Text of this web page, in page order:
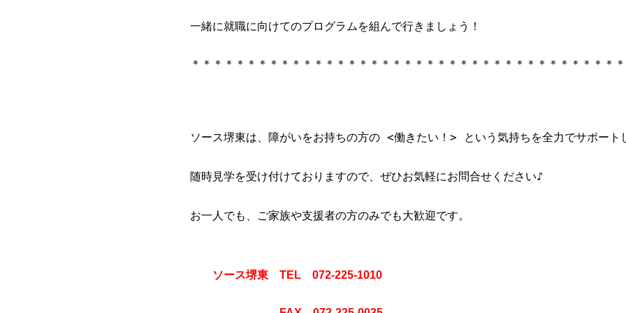
一緒に就職に向けてのプログラムを組んで行きましょう！
＊＊＊＊＊＊＊＊＊＊＊＊＊＊＊＊＊＊＊＊＊＊＊＊＊＊＊＊＊＊＊＊＊＊＊＊＊＊＊
ソース堺東は、障がいをお持ちの方の <働きたい！> という気持ちを全力でサポート
随時見学を受け付けておりますので、ぜひお気軽にお問合せください♪
お一人でも、ご家族や支援者の方のみでも大歓迎です。
ソース堺東 TEL 072-225-1010